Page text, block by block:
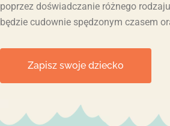
poprzez doświadczanie różnego
będzie cudownie spędzonym czasem
Zapisz swoje dziecko